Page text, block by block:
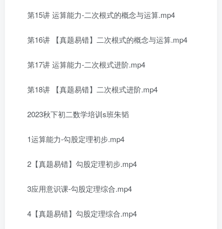
第15讲 运算能力-二次根式的概念与运算.mp4
第16讲 【真题易错】二次根式的概念与运算.mp4
第17讲 运算能力-二次根式进阶.mp4
第18讲 【真题易错】二次根式进阶.mp4
2023秋下初二数学培训s班朱韬
1运算能力-勾股定理初步.mp4
2【真题易错】勾股定理初步.mp4
3应用意识课-勾股定理综合.mp4
4【真题易错】勾股定理综合.mp4